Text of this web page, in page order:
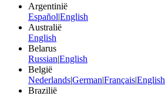
Argentinië
Español|English
Australië
English
Belarus
Russian|English
België
Nederlands|German|Français|English
Brazilië